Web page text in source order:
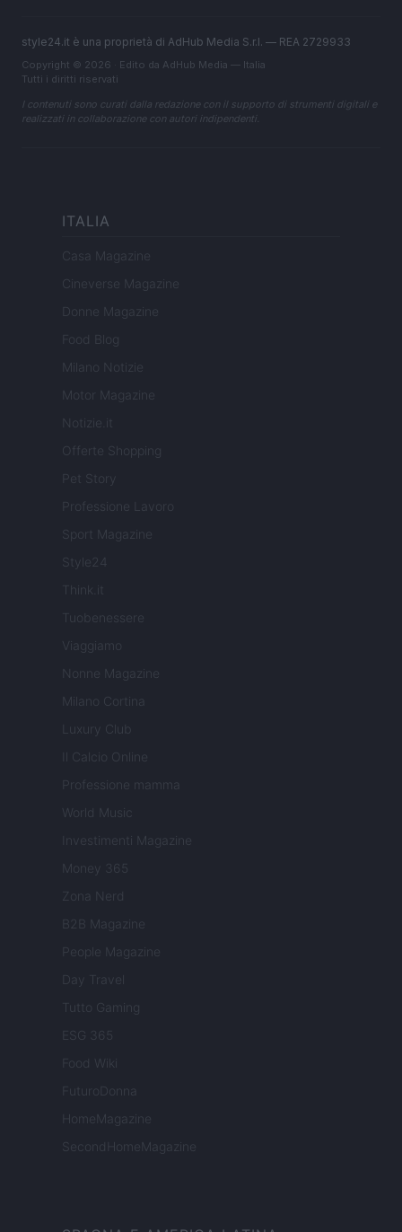
style24.it è una proprietà di AdHub Media S.r.l. — REA 2729933
Copyright © 2026 · Edito da AdHub Media — Italia
Tutti i diritti riservati
I contenuti sono curati dalla redazione con il supporto di strumenti digitali e
realizzati in collaborazione con autori indipendenti.
ITALIA
Casa Magazine
Cineverse Magazine
Donne Magazine
Food Blog
Milano Notizie
Motor Magazine
Notizie.it
Offerte Shopping
Pet Story
Professione Lavoro
Sport Magazine
Style24
Think.it
Tuobenessere
Viaggiamo
Nonne Magazine
Milano Cortina
Luxury Club
Il Calcio Online
Professione mamma
World Music
Investimenti Magazine
Money 365
Zona Nerd
B2B Magazine
People Magazine
Day Travel
Tutto Gaming
ESG 365
Food Wiki
FuturoDonna
HomeMagazine
SecondHomeMagazine